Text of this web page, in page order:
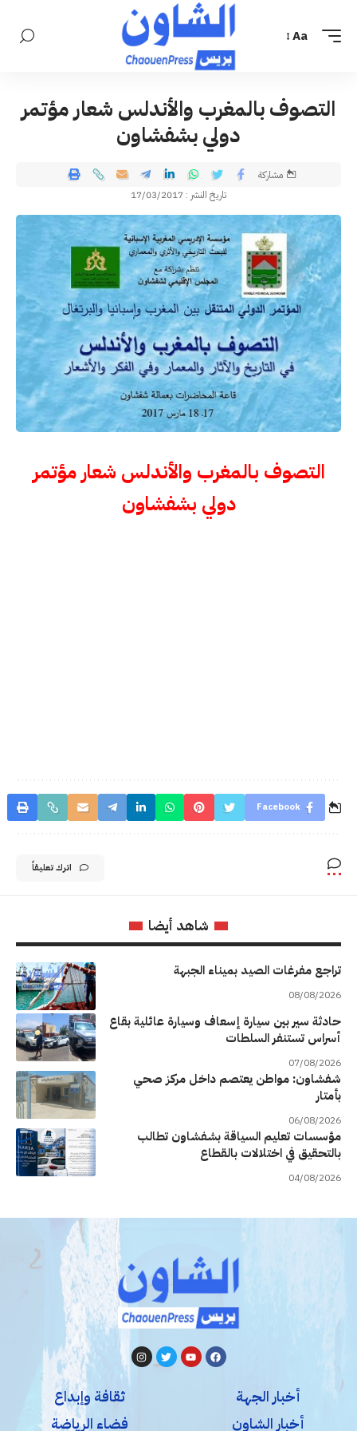
Aa
التصوف بالمغرب والأندلس شعار مؤتمر
دولي بشفشاون
تاريخ النشر : 17/03/2017
مشاركة
التصوف بالمغرب والأندلس شعار مؤتمر
دولي بشفشاون
Facebook
اترك تعليقاً
شاهد أيضا
تراجع مفرغات الصيد بميناء الجبهة
08/08/2026
حادثة سير بين سيارة إسعاف وسيارة عائلية بقاع
أسراس تستنفر السلطات
07/08/2026
شفشاون: مواطن يعتصم داخل مركز صحي
بأمتار
06/08/2026
مؤسسات تعليم السياقة بشفشاون تطالب
بالتحقيق في اختلالات بالقطاع
04/08/2026
أخبار الجهة
أخبار الشاون
ثقافة وإبداع
فضاء الرياضة